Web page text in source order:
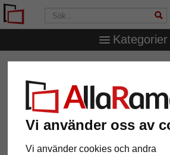
Vi använder oss av
Vi använder cookies och andra
Kategorier
Träram Alexandra